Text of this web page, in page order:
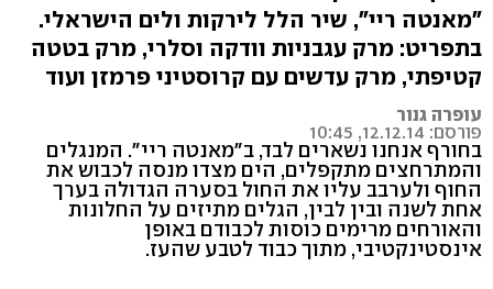
"מאנטה ריי", שיר הלל לירקות ולים הישראלי.
בתפריט: מרק עגבניות וודקה וסלרי, מרק בטטה
קטיפתי, מרק עדשים עם קרוסטיני פרמזן ועוד
עופרה גנור
פורסם: 12.12.14, 10:45
בחורף אנחנו נשארים לבד, ב"מאנטה ריי". המנגלים
והמתרחצים מתקפלים, הים מצדו מנסה לכבוש את
החוף ולערבב עליו את החול בסערה הגדולה בערך
אחת לשנה ובין לבין, הגלים מתיזים על החלונות
והאורחים מרימים כוסות לכבודם באופן
אינסטינקטיבי, מתוך כבוד לטבע שהעז.